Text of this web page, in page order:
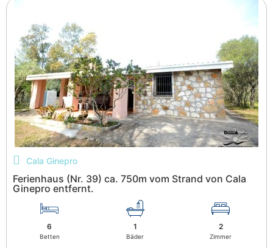
Cala Ginepro
Ferienhaus (Nr. 39) ca. 750m vom Strand von Cala
Ginepro entfernt.
6
Betten
1
Bäder
2
Zimmer